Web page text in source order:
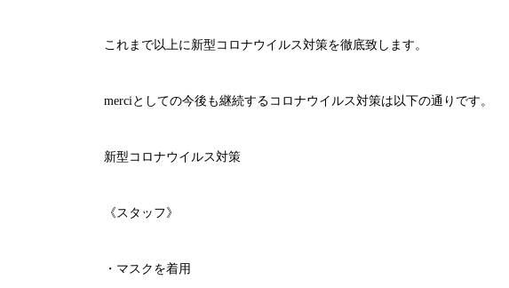
これまで以上に新型コロナウイルス対策を徹底致します。
merci としての今後も継続するコロナウイルス対策は以下の通りです。
新型コロナウイルス対策
《スタッフ》
・マスクを着用